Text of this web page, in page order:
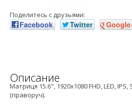
Поделитесь с друзьями:
Facebook Twitter
Описание
Матриця 15.6", 1920x1080 FHD, LED, IPS,
(праворуч).